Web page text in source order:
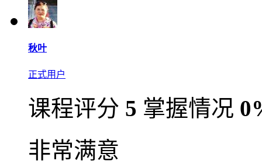
秋叶
正式用户
课程评分 5 掌握情况
非常满意